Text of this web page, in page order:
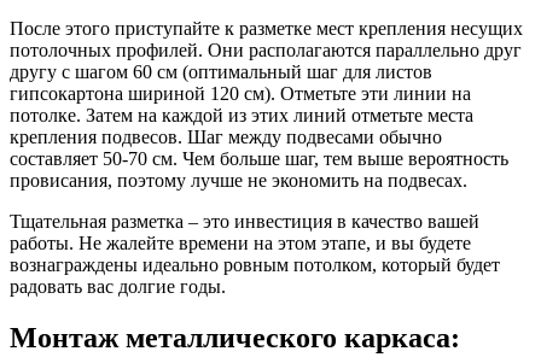
После этого приступайте к разметке мест крепления несущих
потолочных профилей. Они располагаются параллельно друг
другу с шагом 60 см (оптимальный шаг для листов
гипсокартона шириной 120 см). Отметьте эти линии на
потолке. Затем на каждой из этих линий отметьте места
крепления подвесов. Шаг между подвесами обычно
составляет 50-70 см. Чем больше шаг, тем выше вероятность
провисания, поэтому лучше не экономить на подвесах.
Тщательная разметка – это инвестиция в качество вашей
работы. Не жалейте времени на этом этапе, и вы будете
вознаграждены идеально ровным потолком, который будет
радовать вас долгие годы.
Монтаж металлического каркаса: